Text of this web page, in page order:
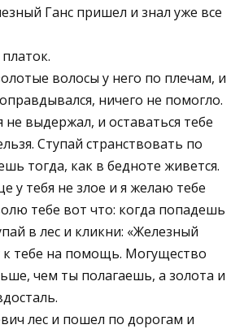
Ганс пришел и знал уже все
волосы у него по плечам, и
ничего не помогло.
выдержал, и оставаться тебе
Ступай странствовать по
тогда, как в бедноте живется.
у тебя не злое и я желаю тебе
тебе вот что: когда попадешь
в лес и кликни: «Железный
к тебе на помощь. Могущество
чем ты полагаешь, а золота и
лес и пошел по дорогам и